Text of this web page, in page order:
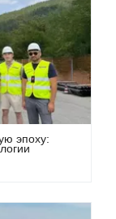
эпоху: